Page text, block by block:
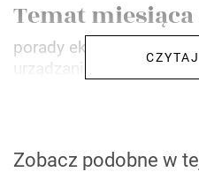
Temat
porady ekspertów •
urządzaniu wnętrz
Zobacz podobne w